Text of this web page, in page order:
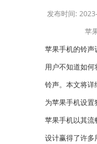
发布时间:
苹
苹果手机的铃声
用户不知道如
铃声。本文将详
为苹果手机设置
苹果手机以其
设计赢得了许